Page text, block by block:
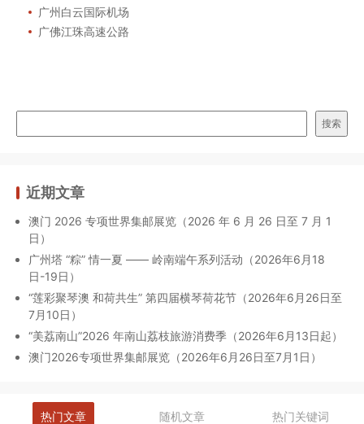
广州白云国际机场
广佛江珠高速公路
搜索
近期文章
澳门 2026 专项世界集邮展览（2026 年 6 月 26 日至 7 月 1
日）
广州塔 “粽” 情一夏 —— 岭南端午系列活动（2026年6月18
日-19日）
“莲彩聚琴澳 和荷共生” 第四届横琴荷花节（2026年6月26日至
7月10日）
“美荔南山”2026 年南山荔枝旅游消费季（2026年6月13日起）
澳门2026专项世界集邮展览（2026年6月26日至7月1日）
热门文章 随机文章 热门关键词